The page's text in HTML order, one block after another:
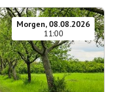
Morgen, 08.08.2026
11:00